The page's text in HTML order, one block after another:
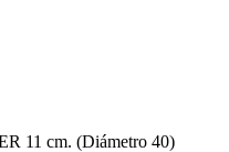
11 cm. (Diámetro 40)